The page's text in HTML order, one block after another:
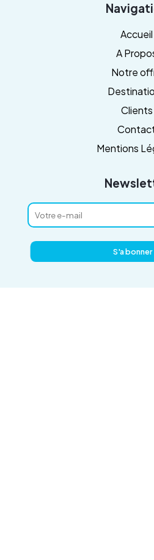
Accueil
A
Notre
Clients
Mentions